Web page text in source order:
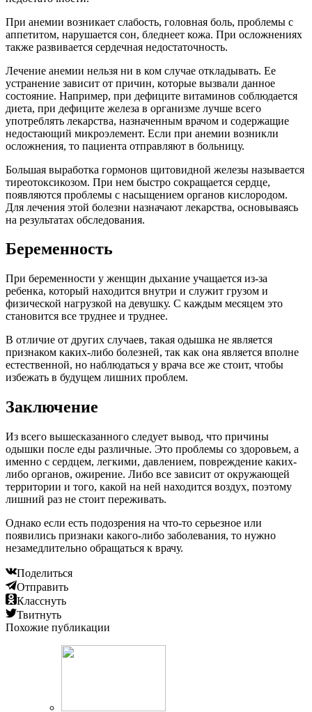
При анемии возникает слабость, головная боль, проблемы с
аппетитом, нарушается сон, бледнеет кожа. При осложнениях
также развивается сердечная недостаточность.
Лечение анемии нельзя ни в ком случае откладывать. Ее
устранение зависит от причин, которые вызвали данное
состояние. Например, при дефиците витаминов соблюдается
диета, при дефиците железа в организме лучше всего
употреблять лекарства, назначенным врачом и содержащие
недостающий микроэлемент. Если при анемии возникли
осложнения, то пациента отправляют в больницу.
Большая выработка гормонов щитовидной железы называется
тиреотоксикозом. При нем быстро сокращается сердце,
появляются проблемы с насыщением органов кислородом.
Для лечения этой болезни назначают лекарства, основываясь
на результатах обследования.
Беременность
При беременности у женщин дыхание учащается из-за
ребенка, который находится внутри и служит грузом и
физической нагрузкой на девушку. С каждым месяцем это
становится все труднее и труднее.
В отличие от других случаев, такая одышка не является
признаком каких-либо болезней, так как она является вполне
естественной, но наблюдаться у врача все же стоит, чтобы
избежать в будущем лишних проблем.
Заключение
Из всего вышесказанного следует вывод, что причины
одышки после еды различные. Это проблемы со здоровьем, а
именно с сердцем, легкими, давлением, повреждение каких-
либо органов, ожирение. Либо все зависит от окружающей
территории и того, какой на ней находится воздух, поэтому
лишний раз не стоит переживать.
Однако если есть подозрения на что-то серьезное или
появились признаки какого-либо заболевания, то нужно
незамедлительно обращаться к врачу.
Поделиться
Отправить
Класснуть
Твитнуть
Похожие публикации